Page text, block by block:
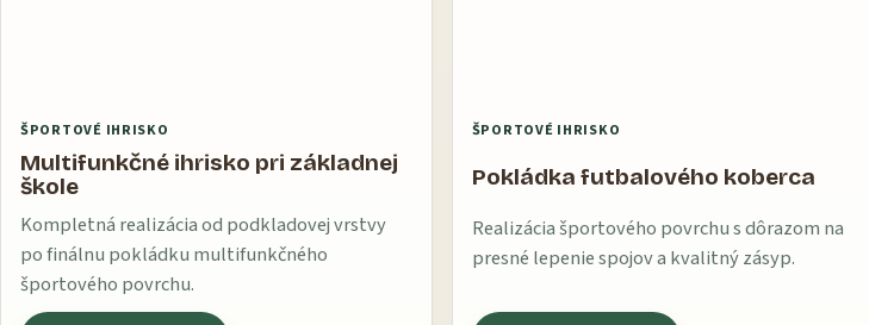
ŠPORTOVÉ IHRISKO
Multifunkčné ihrisko pri základnej
škole
Kompletná realizácia od podkladovej vrstvy
po finálnu pokládku multifunkčného
športového povrchu.
ŠPORTOVÉ IHRISKO
Pokládka futbalového koberca
Realizácia športového povrchu s dôrazom na
presné lepenie spojov a kvalitný zásyp.